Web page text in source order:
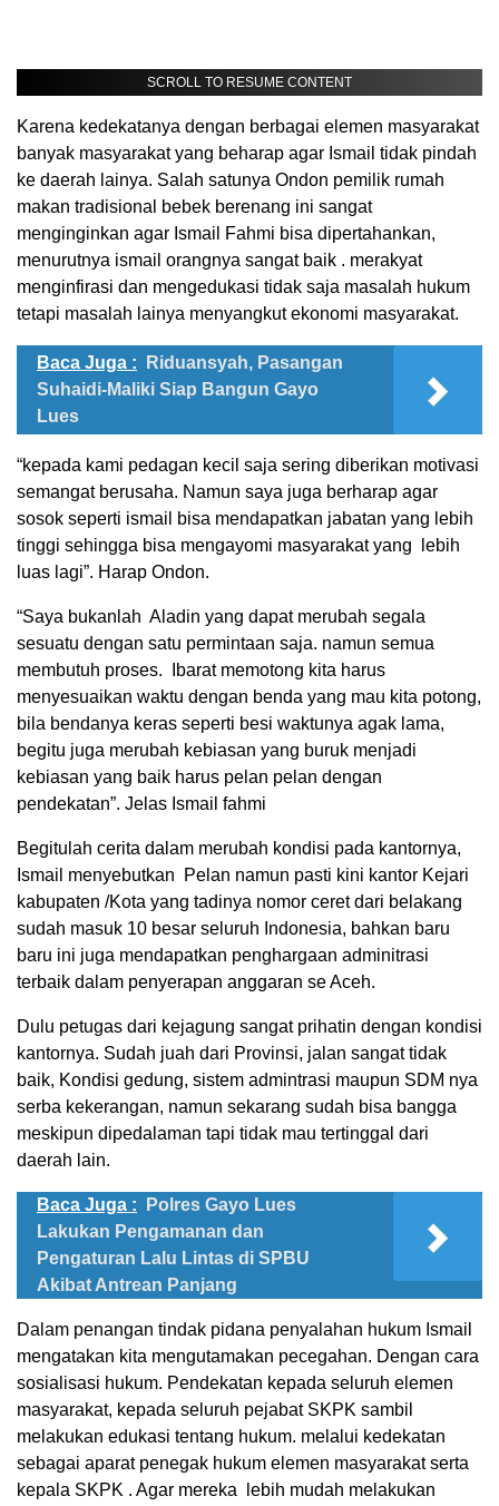
SCROLL TO RESUME CONTENT
Karena kedekatanya dengan berbagai elemen masyarakat
banyak masyarakat yang beharap agar Ismail tidak pindah
ke daerah lainya. Salah satunya Ondon pemilik rumah
makan tradisional bebek berenang ini sangat
menginginkan agar Ismail Fahmi bisa dipertahankan,
menurutnya ismail orangnya sangat baik . merakyat
menginfirasi dan mengedukasi tidak saja masalah hukum
tetapi masalah lainya menyangkut ekonomi masyarakat.
Baca Juga :
Riduansyah, Pasangan
Suhaidi-Maliki Siap Bangun Gayo
Lues
“kepada kami pedagan kecil saja sering diberikan motivasi
semangat berusaha. Namun saya juga berharap agar
sosok seperti ismail bisa mendapatkan jabatan yang lebih
tinggi sehingga bisa mengayomi masyarakat yang lebih
luas lagi”. Harap Ondon.
“Saya bukanlah Aladin yang dapat merubah segala
sesuatu dengan satu permintaan saja. namun semua
membutuh proses. Ibarat memotong kita harus
menyesuaikan waktu dengan benda yang mau kita potong,
bila bendanya keras seperti besi waktunya agak lama,
begitu juga merubah kebiasan yang buruk menjadi
kebiasan yang baik harus pelan pelan dengan
pendekatan”. Jelas Ismail fahmi
Begitulah cerita dalam merubah kondisi pada kantornya,
Ismail menyebutkan Pelan namun pasti kini kantor Kejari
kabupaten /Kota yang tadinya nomor ceret dari belakang
sudah masuk 10 besar seluruh Indonesia, bahkan baru
baru ini juga mendapatkan penghargaan adminitrasi
terbaik dalam penyerapan anggaran se Aceh.
Dulu petugas dari kejagung sangat prihatin dengan kondisi
kantornya. Sudah juah dari Provinsi, jalan sangat tidak
baik, Kondisi gedung, sistem admintrasi maupun SDM nya
serba kekerangan, namun sekarang sudah bisa bangga
meskipun dipedalaman tapi tidak mau tertinggal dari
daerah lain.
Baca Juga :
Polres Gayo Lues
Lakukan Pengamanan dan
Pengaturan Lalu Lintas di SPBU
Akibat Antrean Panjang
Dalam penangan tindak pidana penyalahan hukum Ismail
mengatakan kita mengutamakan pecegahan. Dengan cara
sosialisasi hukum. Pendekatan kepada seluruh elemen
masyarakat, kepada seluruh pejabat SKPK sambil
melakukan edukasi tentang hukum. melalui kedekatan
sebagai aparat penegak hukum elemen masyarakat serta
kepala SKPK . Agar mereka lebih mudah melakukan